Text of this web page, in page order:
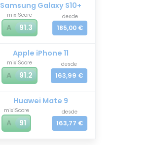
Samsung Galaxy S10+
mixiScore
A 91.3
desde
185,00 €
Apple iPhone 11
mixiScore
A 91.2
desde
163,99 €
Huawei Mate 9
mixiScore
A 91
desde
163,77 €